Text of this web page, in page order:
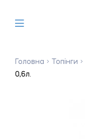
Головна Топінги
0,6л.